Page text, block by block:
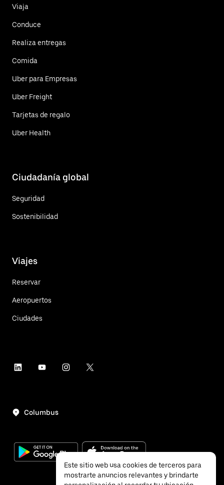
Viaja
Conduce
Realiza entregas
Comida
Uber para Empresas
Uber Freight
Tarjetas de regalo
Uber Health
Ciudadanía global
Seguridad
Sostenibilidad
Viajes
Reservar
Aeropuertos
Ciudades
Columbus
Este sitio web usa cookies de terceros para
mostrarte anuncios relevantes y brindarte